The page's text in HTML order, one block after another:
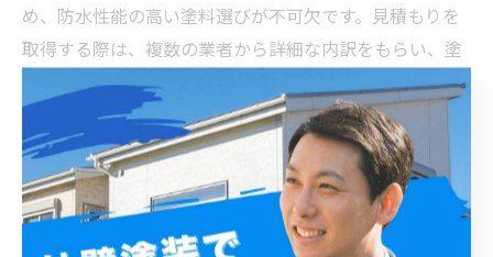
め、防水性能の高い塗料選びが不可欠です。見積もりを
取得する際は、複数の業者から詳細な内訳をもらい、塗
料のグレードや施工方法、保証内容を比較しましょう。
安さだけでなく、施工実績や口コミも参考にし、信頼で
きる業者選びが成功のポイントです。こうした比較を通
じて本当にお得な外壁塗装業者を見極め、長く安心して
住まいを守りましょう。